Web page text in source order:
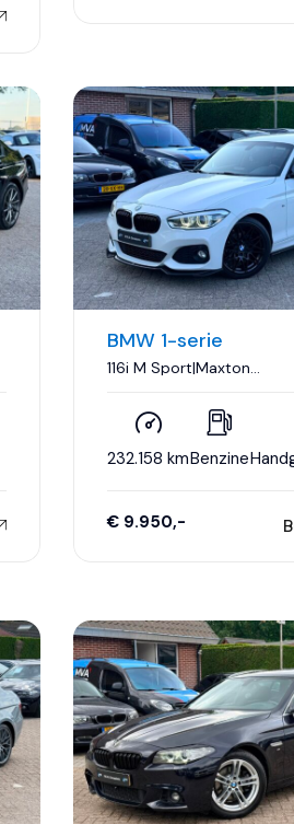
BMW 1-serie
116i M Sport|Maxton
232.158 kmBenzine
€ 9.950,-